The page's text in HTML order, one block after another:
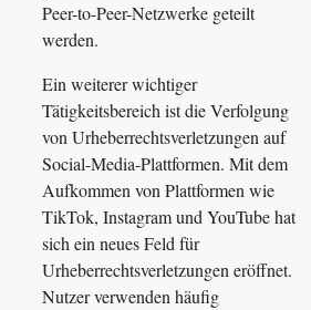
Peer-to-Peer-Netzwerke geteilt
werden.
Ein weiterer wichtiger
Tätigkeitsbereich ist die Verfolgung
von Urheberrechtsverletzungen auf
Social-Media-Plattformen. Mit dem
Aufkommen von Plattformen wie
TikTok, Instagram und YouTube hat
sich ein neues Feld für
Urheberrechtsverletzungen eröffnet.
Nutzer verwenden häufig